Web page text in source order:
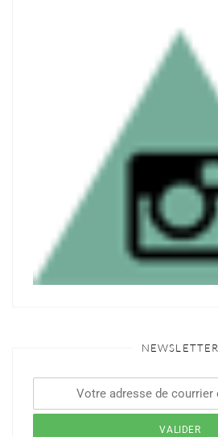
NEWSLETTER